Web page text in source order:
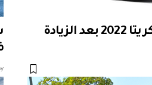
سعر فئات هيونداي كريتا 2022 بعد الزيادة